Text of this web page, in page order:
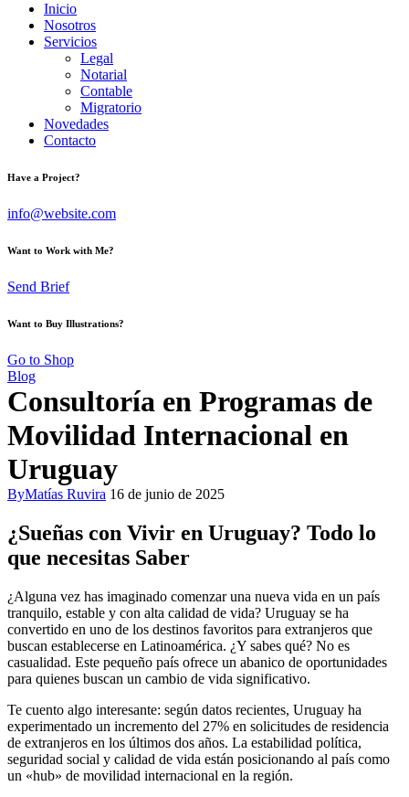
Inicio
Nosotros
Servicios
Legal
Notarial
Contable
Migratorio
Novedades
Contacto
Have a Project?
info@website.com
Want to Work with Me?
Send Brief
Want to Buy Illustrations?
Go to Shop
Blog
Consultoría en Programas de
Movilidad Internacional en
Uruguay
ByMatías Ruvira 16 de junio de 2025
¿Sueñas con Vivir en Uruguay? Todo lo
que necesitas Saber
¿Alguna vez has imaginado comenzar una nueva vida en un país
tranquilo, estable y con alta calidad de vida? Uruguay se ha
convertido en uno de los destinos favoritos para extranjeros que
buscan establecerse en Latinoamérica. ¿Y sabes qué? No es
casualidad. Este pequeño país ofrece un abanico de oportunidades
para quienes buscan un cambio de vida significativo.
Te cuento algo interesante: según datos recientes, Uruguay ha
experimentado un incremento del 27% en solicitudes de residencia
de extranjeros en los últimos dos años. La estabilidad política,
seguridad social y calidad de vida están posicionando al país como
un «hub» de movilidad internacional en la región.